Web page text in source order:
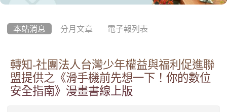
本站消息 分月文章 電子報列表
轉知-社團法人台灣少年權益與福利促進聯
盟提供之《滑手機前先想一下！你的數位
安全指南》漫畫書線上版